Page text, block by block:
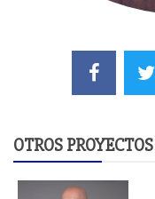
OTROS PROYECTOS